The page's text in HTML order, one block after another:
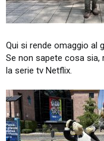
Qui si rende omaggio al
Se non sapete cosa sia,
la serie tv Netflix.